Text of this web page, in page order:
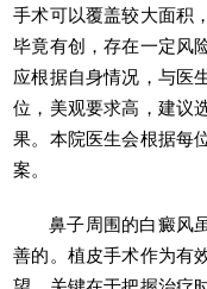
手术可以覆盖较大面积
毕竟有创，存在一定风
应根据自身情况，与医
位，美观要求高，建议
果。本院医生会根据每
案。
鼻子周围的白癜风
善的。植皮手术作为有